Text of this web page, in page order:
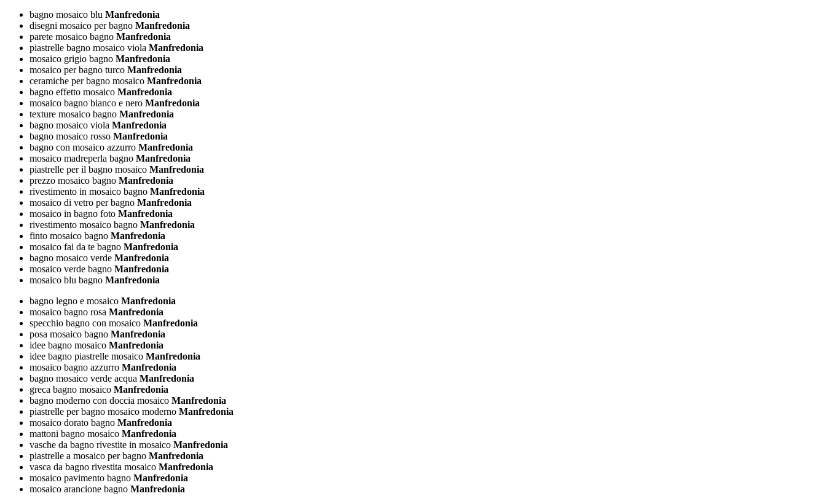
bagno mosaico blu Manfredonia
disegni mosaico per bagno Manfredonia
parete mosaico bagno Manfredonia
piastrelle bagno mosaico viola Manfredonia
mosaico grigio bagno Manfredonia
mosaico per bagno turco Manfredonia
ceramiche per bagno mosaico Manfredonia
bagno effetto mosaico Manfredonia
mosaico bagno bianco e nero Manfredonia
texture mosaico bagno Manfredonia
bagno mosaico viola Manfredonia
bagno mosaico rosso Manfredonia
bagno con mosaico azzurro Manfredonia
mosaico madreperla bagno Manfredonia
piastrelle per il bagno mosaico Manfredonia
prezzo mosaico bagno Manfredonia
rivestimento in mosaico bagno Manfredonia
mosaico di vetro per bagno Manfredonia
mosaico in bagno foto Manfredonia
rivestimento mosaico bagno Manfredonia
finto mosaico bagno Manfredonia
mosaico fai da te bagno Manfredonia
bagno mosaico verde Manfredonia
mosaico verde bagno Manfredonia
mosaico blu bagno Manfredonia
bagno legno e mosaico Manfredonia
mosaico bagno rosa Manfredonia
specchio bagno con mosaico Manfredonia
posa mosaico bagno Manfredonia
idee bagno mosaico Manfredonia
idee bagno piastrelle mosaico Manfredonia
mosaico bagno azzurro Manfredonia
bagno mosaico verde acqua Manfredonia
greca bagno mosaico Manfredonia
bagno moderno con doccia mosaico Manfredonia
piastrelle per bagno mosaico moderno Manfredonia
mosaico dorato bagno Manfredonia
mattoni bagno mosaico Manfredonia
vasche da bagno rivestite in mosaico Manfredonia
piastrelle a mosaico per bagno Manfredonia
vasca da bagno rivestita mosaico Manfredonia
mosaico pavimento bagno Manfredonia
mosaico arancione bagno Manfredonia